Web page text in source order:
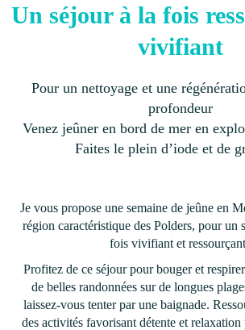
Un séjour à la fois
vivifiant
Pour un nettoyage et une
profondeur
Venez jeûner en bord de mer en
Faites le plein d’iode et de
Je vous propose une semaine de jeûne en
région caractéristique des Polders, pour un
fois vivifiant et
Profitez de ce séjour pour bouger et
de belles randonnées sur de longues
laissez-vous tenter par une baignade.
des activités favorisant détente et